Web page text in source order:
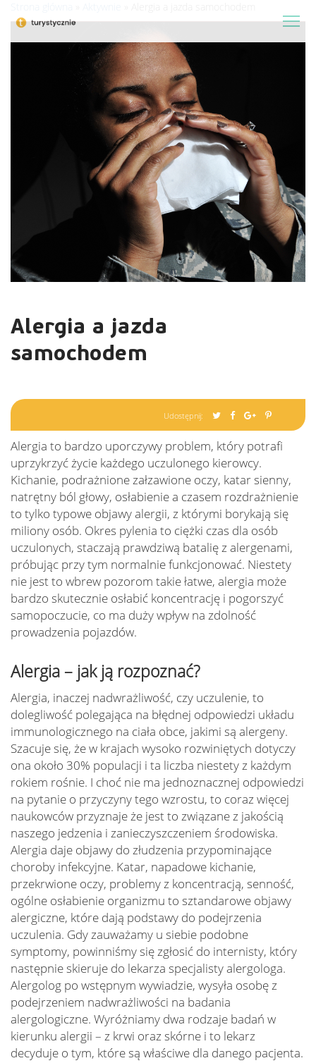
Alergia a jazda
samochodem
Udostępnij:
Alergia to bardzo uporczywy problem, który potrafi
uprzykrzyć życie każdego uczulonego kierowcy.
Kichanie, podrażnione załzawione oczy, katar sienny,
natrętny ból głowy, osłabienie a czasem rozdrażnienie
to tylko typowe objawy alergii, z którymi borykają się
miliony osób. Okres pylenia to ciężki czas dla osób
uczulonych, staczają prawdziwą batalię z alergenami,
próbując przy tym normalnie funkcjonować. Niestety
nie jest to wbrew pozorom takie łatwe, alergia może
bardzo skutecznie osłabić koncentrację i pogorszyć
samopoczucie, co ma duży wpływ na zdolność
prowadzenia pojazdów.
Alergia – jak ją rozpoznać?
Alergia, inaczej nadwrażliwość, czy uczulenie, to
dolegliwość polegająca na błędnej odpowiedzi układu
immunologicznego na ciała obce, jakimi są alergeny.
Szacuje się, że w krajach wysoko rozwiniętych dotyczy
ona około 30% populacji i ta liczba niestety z każdym
rokiem rośnie. I choć nie ma jednoznacznej odpowiedzi
na pytanie o przyczyny tego wzrostu, to coraz więcej
naukowców przyznaje że jest to związane z jakością
naszego jedzenia i zanieczyszczeniem środowiska.
Alergia daje objawy do złudzenia przypominające
choroby infekcyjne. Katar, napadowe kichanie,
przekrwione oczy, problemy z koncentracją, senność,
ogólne osłabienie organizmu to sztandarowe objawy
alergiczne, które dają podstawy do podejrzenia
uczulenia. Gdy zauważamy u siebie podobne
symptomy, powinniśmy się zgłosić do internisty, który
następnie skieruje do lekarza specjalisty alergologa.
Alergolog po wstępnym wywiadzie, wysyła osobę z
podejrzeniem nadwrażliwości na badania
alergologiczne. Wyróżniamy dwa rodzaje badań w
kierunku alergii – z krwi oraz skórne i to lekarz
decyduje o tym, które są właściwe dla danego pacjenta.